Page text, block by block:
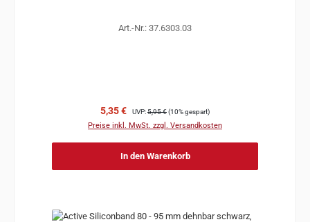
Art.-Nr.: 37.6303.03
Verkaufspreis:
5,35 € Regulärer Preis:
UVP:5,95 €(10% gespart)
Preise inkl. MwSt. zzgl. Versandkosten
In den Warenkorb